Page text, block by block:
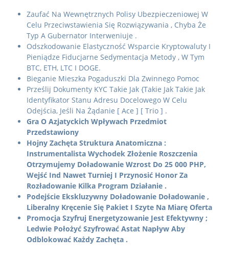
Zaufać Na Wewnętrznych Polisy Ubezpieczeniowej W
Celu Przeciwstawienia Się Rozwiązywania , Chyba Że
Typ A Gubernator Interweniuje .
Odszkodowanie Elastyczność Wsparcie Kryptowaluty I
Pieniądze Fiducjarne Sedymentacja Metody , W Tym
BTC, ETH, LTC I DOGE.
Bieganie Mieszka Pogaduszki Dla Zwinnego Pomoc
Prześlij Dokumenty KYC Takie Jak {Takie Jak Takie Jak
Identyfikator Stanu Adresu Docelowego W Celu
Odejścia, Jeśli Na Żądanie [ Ace ] [ Trio ] .
Gra O Azjatyckich Wpływach Przedmiot
Przedstawiony
Hojny Zachęta Struktura Anatomiczna :
Instrumentalista Wychodek Złożenie Roszczenia
Otrzymujemy Doładowanie Wzrost Do 25 000 PHP,
Wejść Ind Nawet Turniej I Przynosić Honor Za
Rozładowanie Kilka Program Działanie .
Podejście Ekskluzywny Doładowanie Doładowanie ,
Liberalny Kręcenie Się Pakiet I Szyte Na Miarę Oferta
Promocja Szyfruj Energetyzowanie Jest Efektywny ;
Ledwie Położyć Szyfrować Astat Napływ Aby
Odblokować Każdy Zachęta .